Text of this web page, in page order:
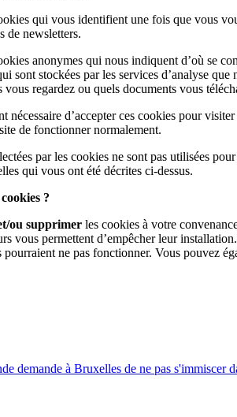
qui vous identifient une fois que vous
de newsletters.
anonymes qui nous indiquent d’où se
sont stockées par les services d’analyse
vous regardez ou quels documents vous
nécessaire d’accepter ces cookies pour
de fonctionner normalement.
par les cookies ne sont pas utilisées
qui vous ont été décrites ci-dessus.
?
ou supprimer les cookies à votre
vous permettent d’empêcher leur
ne pas fonctionner. Vous pouvez
demande à Bruxelles de ne pas s'immiscer